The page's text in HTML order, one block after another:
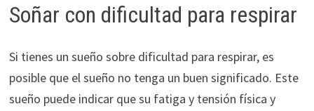
Soñar con dificultad para respirar
Si tienes un sueño sobre dificultad para respirar, es
posible que el sueño no tenga un buen significado. Este
sueño puede indicar que su fatiga y tensión física y